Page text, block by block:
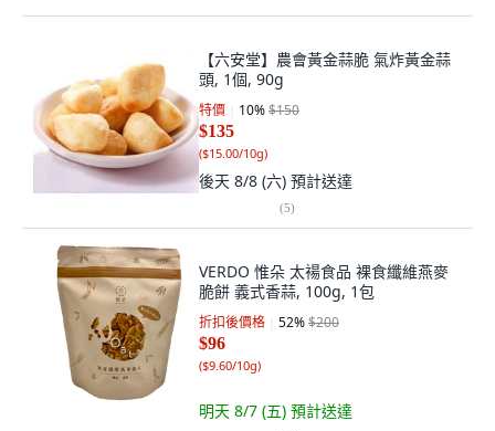
【六安堂】農會黃金蒜脆 氣炸黃金蒜
頭, 1個, 90g
特價 10%$150
$135
($15.00/10g)
後天 8/8 (六) 預計送達
(5)
VERDO 惟朵 太禓食品 裸食纖維燕麥
脆餅 義式香蒜, 100g, 1包
折扣後價格 52%$200
$96
($9.60/10g)
明天 8/7 (五) 預計送達